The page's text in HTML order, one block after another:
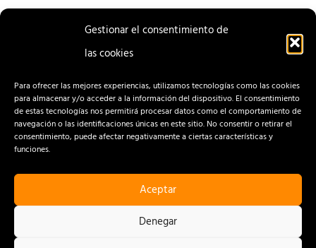
Gestionar el consentimiento de
las cookies
Para ofrecer las mejores experiencias, utilizamos tecnologías como las cookies
para almacenar y/o acceder a la información del dispositivo. El consentimiento
de estas tecnologías nos permitirá procesar datos como el comportamiento de
navegación o las identificaciones únicas en este sitio. No consentir o retirar el
consentimiento, puede afectar negativamente a ciertas características y
funciones.
Aceptar
Denegar
ENTRADA
CONTACTO
AVISO LEGAL